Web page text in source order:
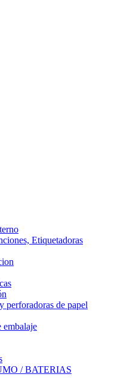
Etiquetadoras
perforadoras de papel
embalaje
/ BATERIAS